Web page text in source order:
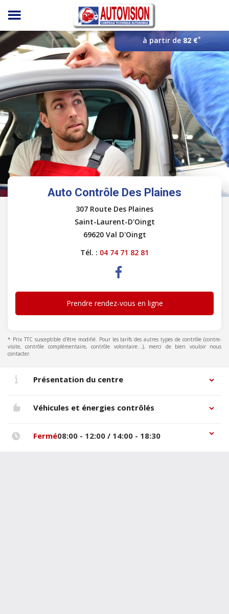
Panneau de gestion des cookies
à partir de 82 €*
Auto Contrôle Des Plaines
307 Route Des Plaines
Saint-Laurent-D'Oingt
69620 Val D'Oingt
Tél. : 04 74 71 82 81
Prendre rendez-vous en ligne
* Prix TTC susceptible d'être modifié. Pour les tarifs des autres types de contrôle (contre-
visite, contrôle complémentaire, contrôle volontaire...), merci de bien vouloir nous
contacter.
Présentation du centre
Véhicules et énergies contrôlés
Fermé08:00 - 12:00 / 14:00 - 18:30